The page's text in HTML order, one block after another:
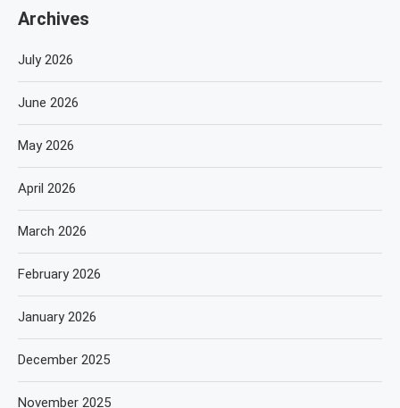
Archives
July 2026
June 2026
May 2026
April 2026
March 2026
February 2026
January 2026
December 2025
November 2025